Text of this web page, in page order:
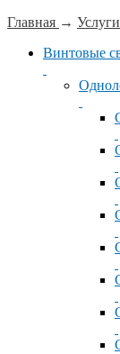
Главная → Услуги
Винтовые